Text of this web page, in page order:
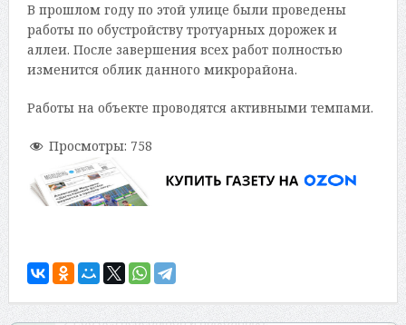
В прошлом году по этой улице были проведены
работы по обустройству тротуарных дорожек и
аллеи. После завершения всех работ полностью
изменится облик данного микрорайона.
Работы на объекте проводятся активными темпами.
Просмотры: 758